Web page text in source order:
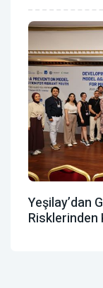
Yeşilay’dan
Risklerinden